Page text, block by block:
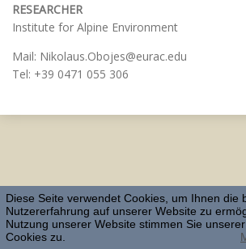
RESEARCHER
Institute for Alpine Environment
Mail: Nikolaus.Obojes@eurac.edu
Tel: +39 0471 055 306
Diese Seite verwendet Cookies, um Ihnen die
Nutzererfahrung auf unserer Website zu
Nutzung unserer Website stimmen Sie
Cookies zu.